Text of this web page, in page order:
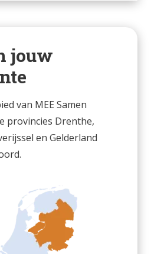
jouw
van MEE Samen
provincies Drenthe,
en Gelderland